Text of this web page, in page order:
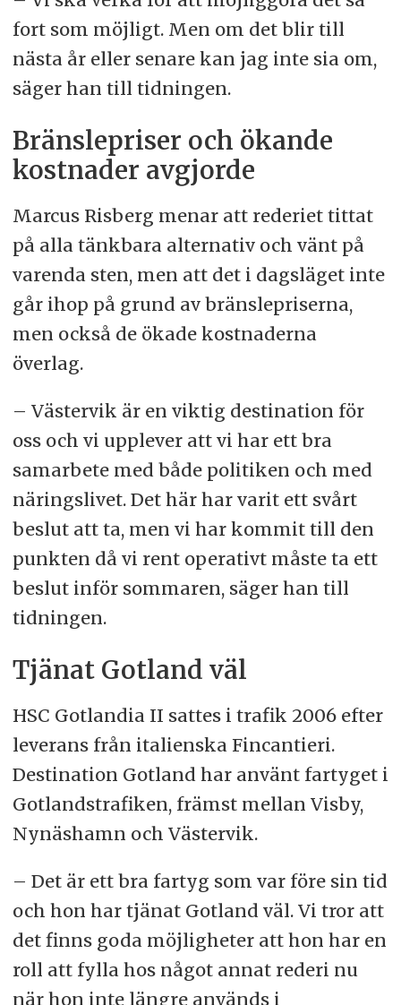
fort som möjligt. Men om det blir till
nästa år eller senare kan jag inte sia om,
säger han till tidningen.
Bränslepriser och ökande
kostnader avgjorde
Marcus Risberg menar att rederiet tittat
på alla tänkbara alternativ och vänt på
varenda sten, men att det i dagsläget inte
går ihop på grund av bränslepriserna,
men också de ökade kostnaderna
överlag.
– Västervik är en viktig destination för
oss och vi upplever att vi har ett bra
samarbete med både politiken och med
näringslivet. Det här har varit ett svårt
beslut att ta, men vi har kommit till den
punkten då vi rent operativt måste ta ett
beslut inför sommaren, säger han till
tidningen.
Tjänat Gotland väl
HSC Gotlandia II sattes i trafik 2006 efter
leverans från italienska Fincantieri.
Destination Gotland har använt fartyget i
Gotlandstrafiken, främst mellan Visby,
Nynäshamn och Västervik.
– Det är ett bra fartyg som var före sin tid
och hon har tjänat Gotland väl. Vi tror att
det finns goda möjligheter att hon har en
roll att fylla hos något annat rederi nu
när hon inte längre används i